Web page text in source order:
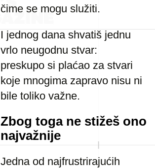
čime se mogu služiti.
I jednog dana shvatiš jednu
vrlo neugodnu stvar:
preskupo si plaćao za stvari
koje mnogima zapravo nisu ni
bile toliko važne.
Zbog toga ne stižeš ono
najvažnije
Jedna od najfrustrirajućih